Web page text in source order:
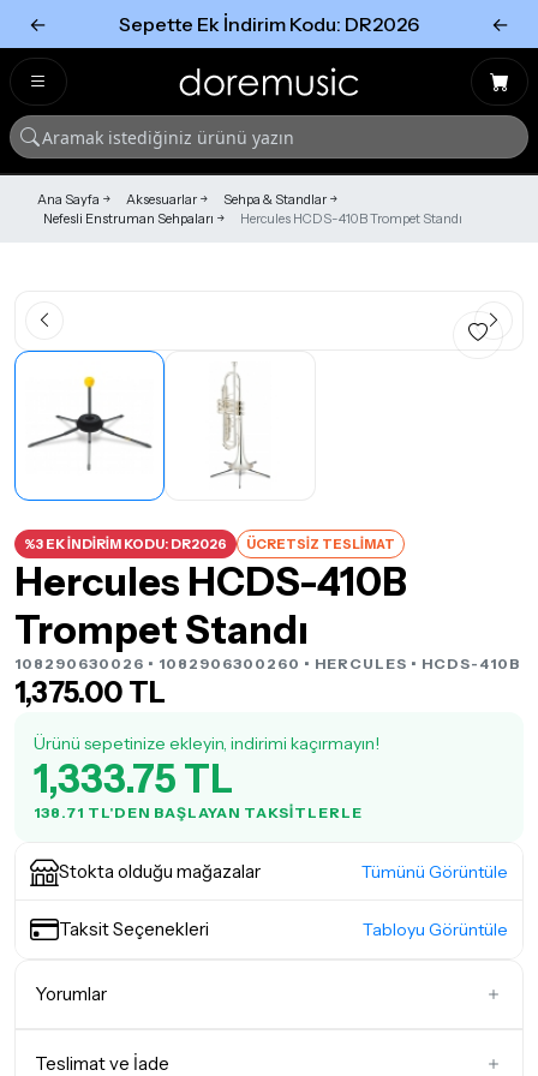
← Sepette Ek İndirim Kodu: DR2026 ←
Ana Sayfa Aksesuarlar
Sehpa & Standlar
Nefesli Enstruman Sehpaları
Hercules HCDS-410B Trompet Standı
%3 EK İNDİRİM KODU: DR2026 ÜCRETSİZ TESLİMAT
Hercules HCDS-410B
Trompet Standı
108290630026 • 1082906300260 • HERCULES • HCDS-410B
1,375.00 TL
Ürünü sepetinize ekleyin, indirimi kaçırmayın!
1,333.75 TL
138.71 TL'DEN BAŞLAYAN TAKSITLERLE
Stokta olduğu mağazalar Tümünü Görüntüle
Taksit Seçenekleri Tabloyu Görüntüle
Yorumlar
Teslimat ve İade
Tümünü Gör
Tümünü gör